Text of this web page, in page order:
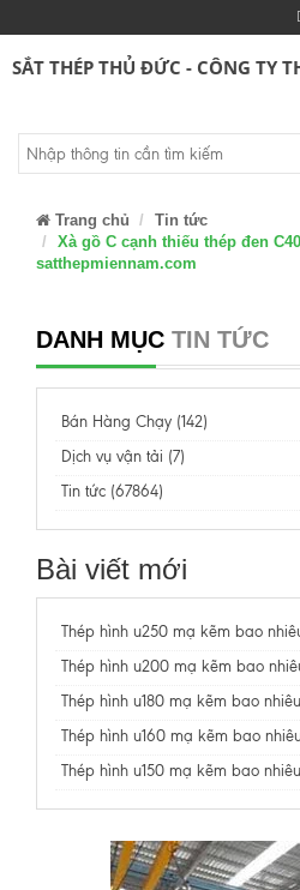
SẮT THÉP THỦ ĐỨC - CÔNG TY
Trang chủ
Tin tức
Xà gồ C cạnh thiếu thép đen
satthepmiennam.com
DANH MỤC TIN TỨC
Bán Hàng Chạy (142)
Dịch vụ vận tải (7)
Tin tức (67864)
Bài viết mới
Thép hình u250 mạ kẽm bao
Thép hình u200 mạ kẽm bao
Thép hình u180 mạ kẽm bao nhiêu
Thép hình u160 mạ kẽm bao
Thép hình u150 mạ kẽm bao nhiêu